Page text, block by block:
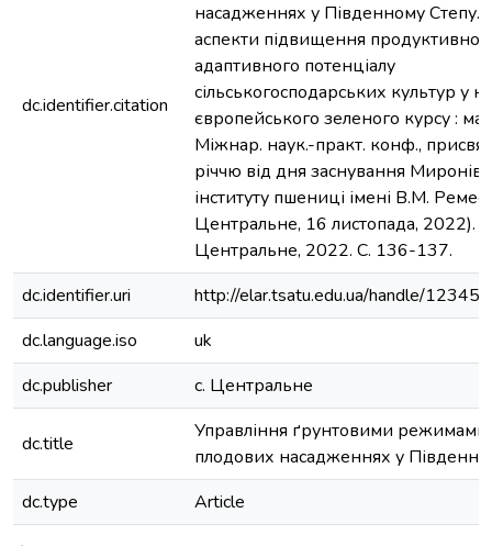
dc.identifier.citation
насадженнях у Південному Степу.
аспекти підвищення
адаптивного потенціалу
сільськогосподарських культур у
європейського зеленого курсу :
Міжнар. наук.-практ. конф.,
річчю від дня заснування
інституту пшениці імені В.М.
Центральне, 16 листопада, 2022).
Центральне, 2022. С. 136-137.
dc.identifier.uri
http://elar.tsatu.edu.ua/handle/
dc.language.iso
uk
dc.publisher
с. Центральне
dc.title
Управління ґрунтовими режимами
плодових насадженнях у
dc.type
Article